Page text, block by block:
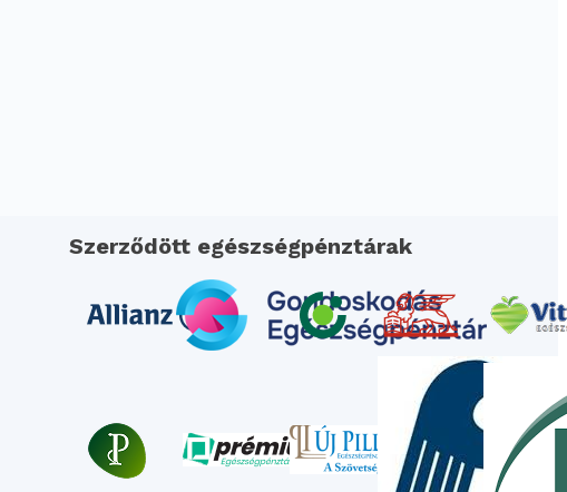
Szerződött egészségpénztárak